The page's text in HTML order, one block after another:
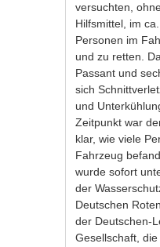
versuchten,
Hilfsmittel, im
Personen im
und zu retten.
Passant und
sich
und
Zeitpunkt war
klar, wie viele
Fahrzeug
wurde sofort
der
Deutschen
der Deutschen-
Gesellschaft,